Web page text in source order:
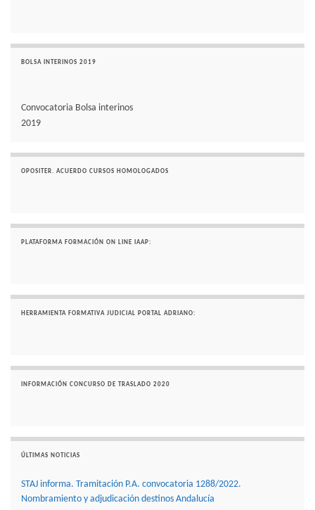
BOLSA INTERINOS 2019
Convocatoria Bolsa interinos
2019
OPOSITER. ACUERDO CURSOS HOMOLOGADOS
PLATAFORMA FORMACIÓN ON LINE IAAP:
HERRAMIENTA FORMATIVA JUDICIAL PORTAL ADRIANO:
INFORMACIÓN CONCURSO DE TRASLADO 2020
ÚLTIMAS NOTICIAS
STAJ informa. Tramitación P.A. convocatoria 1288/2022.
Nombramiento y adjudicación destinos Andalucía